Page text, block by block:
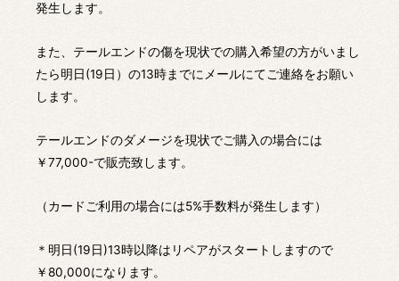
発生します。
また、テールエンドの傷を現状での購入希望の方がいまし
たら明日(19日）の13時までにメールにてご連絡をお願い
します。
テールエンドのダメージを現状でご購入の場合には
￥77,000-で販売致します。
（カードご利用の場合には5%手数料が発生します）
＊明日(19日)13時以降はリペアがスタートしますので
￥80,000になります。